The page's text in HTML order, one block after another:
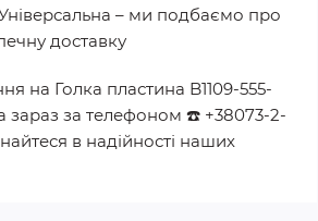
– ми подбаємо про
доставку
на Голка пластина B1109-555-
зараз за телефоном ☎️ +38073-2-
в надійності наших